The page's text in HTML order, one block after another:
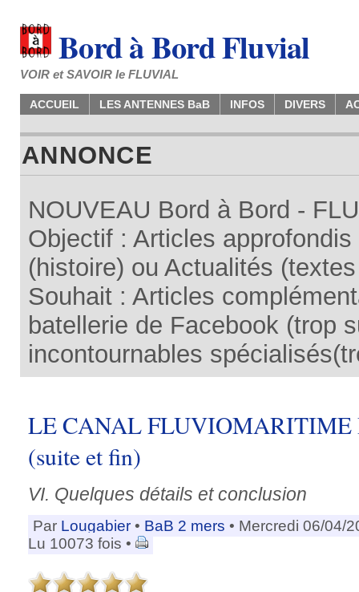
Bord à Bord Fluvial
VOIR et SAVOIR le FLUVIAL
ACCUEIL LES ANTENNES BaB INFOS DIVERS
ANNONCE
NOUVEAU Bord à Bord -
Objectif : Articles
(histoire) ou Actualités
Souhait : Articles
batellerie de Facebook (trop
incontournables
LE CANAL FLUVIOMARITIME
(suite et fin)
VI. Quelques détails et conclusion
Par Lougabier • BaB 2 mers • Mercredi 06/04/
Lu 10073 fois •